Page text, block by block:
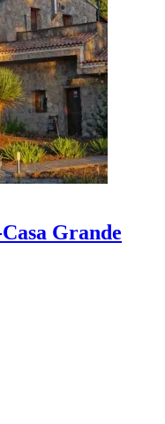
Grande